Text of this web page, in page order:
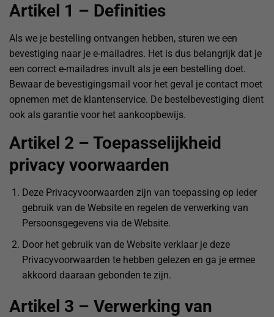
Artikel 1 – Definities
Als we je bestelling ontvangen hebben, sturen we een
bevestiging naar je e-mailadres. Het is dus belangrijk dat je
een correct e-mailadres invult als je een bestelling doet.
Bewaar de bevestigingsmail voor het geval je contact moet
opnemen met de klantenservice. De bestelbevestiging dient
ook als garantie voor het aankoopbewijs.
Artikel 2 – Toepasselijkheid
privacy voorwaarden
Deze Privacyvoorwaarden zijn van toepassing op ieder
gebruik van de Website en regelen de verwerking van
Persoonsgegevens via de Website.
Door het gebruik van de Website verklaar je deze
Privacyvoorwaarden te hebben gelezen en ga je ermee
akkoord daaraan gebonden te zijn.
Artikel 3 – Verwerking van